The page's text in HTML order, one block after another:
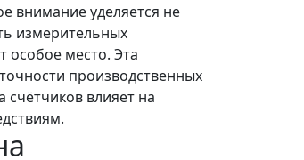
внимание уделяется не
измерительных
особое место. Эта
производственных
влияет на